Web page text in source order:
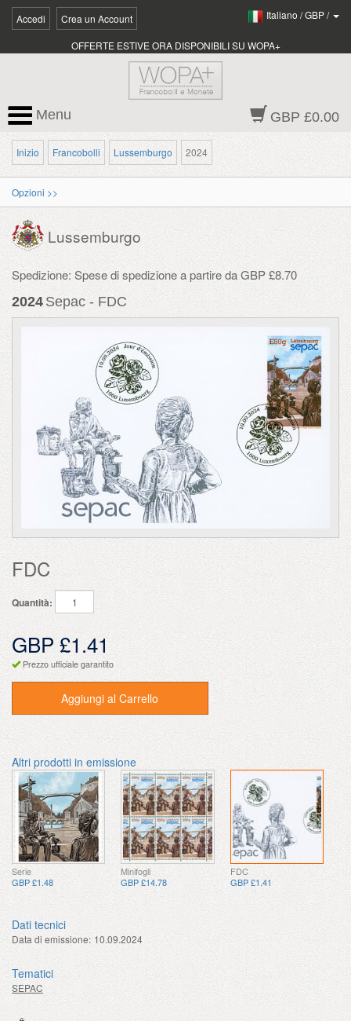
Accedi Crea un Account Italiano /GBP/
OFFERTE ESTIVE ORA DISPONIBILI SU WOPA+
GBP £0.00
Menu
Inizio Francobolli Lussemburgo 2024
Opzioni >>
Lussemburgo
Spedizione: Spese di spedizione a partire da GBP £8.70
2024 Sepac - FDC
FDC
Quantità:
GBP £1.41
Prezzo ufficiale garantito
Aggiungi al Carrello
Altri prodotti in emissione
Serie
GBP £1.48
Minifogli
GBP £14.78
FDC
GBP £1.41
Dati tecnici
Data di emissione: 10.09.2024
Tematici
SEPAC